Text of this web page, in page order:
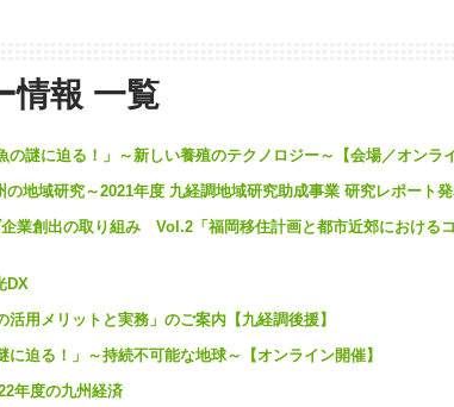
情報 一覧
謎に迫る！」～新しい養殖のテクノロジー～【会場／オンライ
地域研究～2021年度 九経調地域研究助成事業 研究レポート発
業創出の取り組み Vol.2「福岡移住計画と都市近郊における
DX
用メリットと実務」のご案内【九経調後援】
迫る！」～持続不可能な地球～【オンライン開催】
年度の九州経済